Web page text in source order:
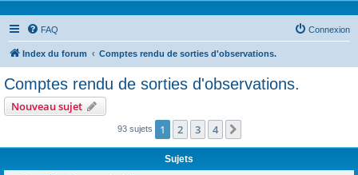
FAQ Connexion
Index du forum Comptes rendu de sorties d'observations.
Comptes rendu de sorties d'observations.
Nouveau sujet
93 sujets 1 2 3 4
Sujets